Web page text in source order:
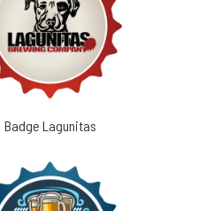
Badge Lagunitas